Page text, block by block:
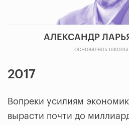
АЛЕКСАНДР
основатель школы
2017
Вопреки усилиям
вырасти почти до